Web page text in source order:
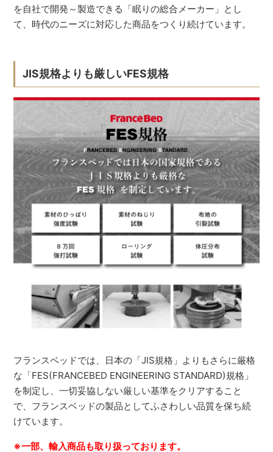
を自社で開発～製造できる「眠りの総合メーカー」とし
て、時代のニーズに対応した商品をつくり続けています。
JIS規格よりも厳しいFES規格
フランスベッドでは、日本の「JIS規格」よりもさらに厳格
な「FES(FRANCEBED ENGINEERING STANDARD)規格」
を制定し、一切妥協しない厳しい基準をクリアすること
で、フランスベッドの製品としてふさわしい品質を保ち続
けています。
※一部、輸入商品も取り扱っております。